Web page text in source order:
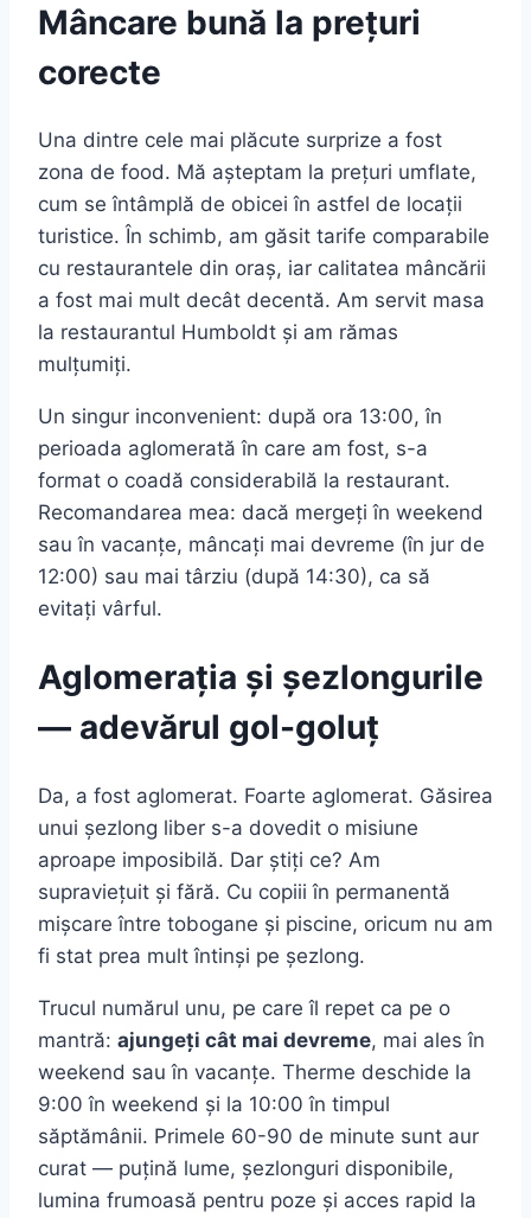
Mâncare bună la prețuri
corecte
Una dintre cele mai plăcute surprize a fost
zona de food. Mă așteptam la prețuri umflate,
cum se întâmplă de obicei în astfel de locații
turistice. În schimb, am găsit tarife comparabile
cu restaurantele din oraș, iar calitatea mâncării
a fost mai mult decât decentă. Am servit masa
la restaurantul Humboldt și am rămas
mulțumiți.
Un singur inconvenient: după ora 13:00, în
perioada aglomerată în care am fost, s-a
format o coadă considerabilă la restaurant.
Recomandarea mea: dacă mergeți în weekend
sau în vacanțe, mâncați mai devreme (în jur de
12:00) sau mai târziu (după 14:30), ca să
evitați vârful.
Aglomerația și șezlongurile
— adevărul gol-goluț
Da, a fost aglomerat. Foarte aglomerat. Găsirea
unui șezlong liber s-a dovedit o misiune
aproape imposibilă. Dar știți ce? Am
supraviețuit și fără. Cu copiii în permanentă
mișcare între tobogane și piscine, oricum nu am
fi stat prea mult întinși pe șezlong.
Trucul numărul unu, pe care îl repet ca pe o
mantră: ajungeți cât mai devreme, mai ales în
weekend sau în vacanțe. Therme deschide la
9:00 în weekend și la 10:00 în timpul
săptămânii. Primele 60-90 de minute sunt aur
curat — puțină lume, șezlonguri disponibile,
lumina frumoasă pentru poze și acces rapid la